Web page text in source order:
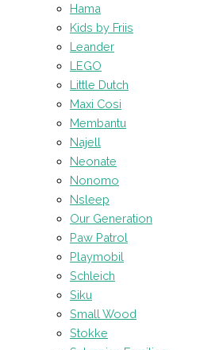
Hama
Kids by Friis
Leander
LEGO
Little Dutch
Maxi Cosi
Membantu
Najell
Neonate
Nonomo
Nsleep
Our Generation
Paw Patrol
Playmobil
Schleich
Siku
Small Wood
Stokke